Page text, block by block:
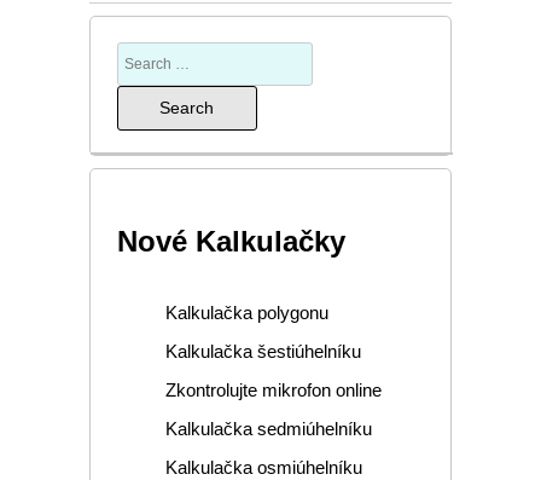
Nové Kalkulačky
Kalkulačka polygonu
Kalkulačka šestiúhelníku
Zkontrolujte mikrofon online
Kalkulačka sedmiúhelníku
Kalkulačka osmiúhelníku